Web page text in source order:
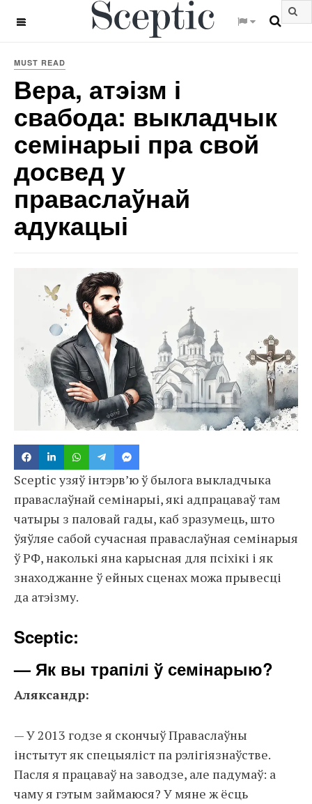
OFF CANVAS
MUST READ
Вера, атэізм і
свабода: выкладчык
семінарыі пра свой
досвед у
праваслаўнай
адукацыі
Sceptic узяў інтэрв’ю ў былога выкладчыка
праваслаўнай семінарыі, які адпрацаваў там
чатыры з паловай гады, каб зразумець, што
ўяўляе сабой сучасная праваслаўная семінарыя
ў РФ, наколькі яна карысная для псіхікі і як
знаходжанне ў ейных сценах можа прывесці
да атэізму.
Sceptic:
— Як вы трапілі ў семінарыю?
Аляксандр:
— У 2013 годзе я скончыў Праваслаўны
інстытут як спецыяліст па рэлігіязнаўстве.
Пасля я працаваў на заводзе, але падумаў: а
чаму я гэтым займаюся? У мяне ж ёсць